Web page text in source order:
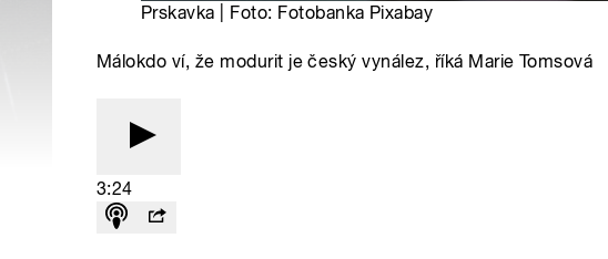
Prskavka | Foto: Fotobanka Pixabay
Málokdo ví, že modurit je český vynález, říká Marie Tomsová
3:24